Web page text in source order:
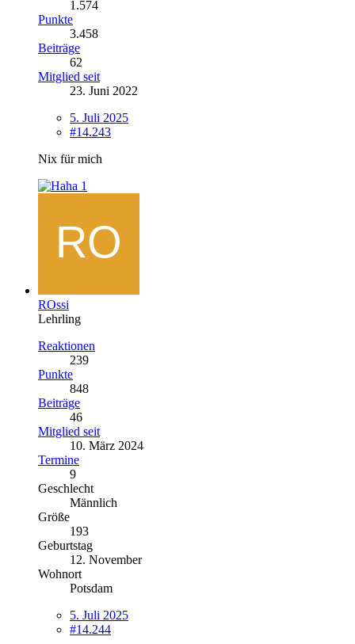
1.574
Punkte
3.458
Beiträge
62
Mitglied seit
23. Juni 2022
5. Juli 2025
#14.243
Nix für mich
1
ROssi
Lehrling
Reaktionen
239
Punkte
848
Beiträge
46
Mitglied seit
10. März 2024
Termine
9
Geschlecht
Männlich
Größe
193
Geburtstag
12. November
Wohnort
Potsdam
5. Juli 2025
#14.244